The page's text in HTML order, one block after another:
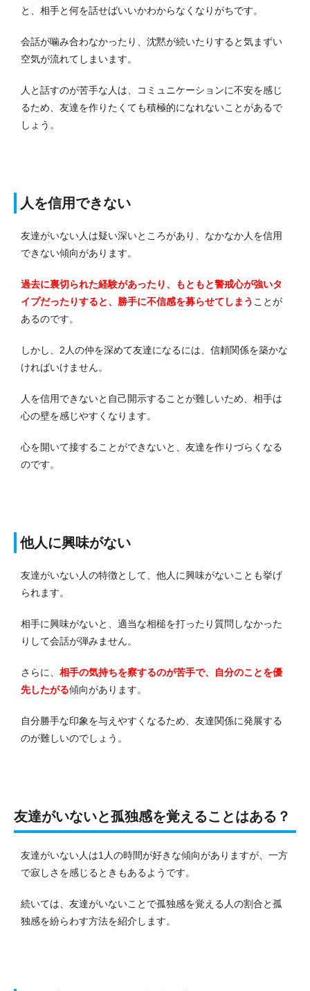
と、相手と何を話せばいいかわからなくなりがちです。
会話が噛み合わなかったり、沈黙が続いたりすると気まずい
空気が流れてしまいます。
人と話すのが苦手な人は、コミュニケーションに不安を感じ
るため、友達を作りたくても積極的になれないことがあるで
しょう。
人を信用できない
友達がいない人は疑い深いところがあり、なかなか人を信用
できない傾向があります。
過去に裏切られた経験があったり、もともと警戒心が強いタ
イプだったりすると、勝手に不信感を募らせてしまう ことが
あるのです。
しかし、2人の仲を深めて友達になるには、信頼関係を築かな
ければいけません。
人を信用できないと自己開示することが難しいため、相手は
心の壁を感じやすくなります。
心を開いて接することができないと、友達を作りづらくなる
のです。
他人に興味がない
友達がいない人の特徴として、他人に興味がないことも挙げ
られます。
相手に興味がないと、適当な相槌を打ったり質問しなかった
りして会話が弾みません。
さらに、 相手の気持ちを察するのが苦手で、自分のことを優
先したがる傾向があります。
自分勝手な印象を与えやすくなるため、友達関係に発展する
のが難しいのでしょう。
友達がいないと孤独感を覚えることはある？
友達がいない人は1人の時間が好きな傾向がありますが、一方
で寂しさを感じるときもあるようです。
続いては、友達がいないことで孤独感を覚える人の割合と孤
独感を紛らわす方法を紹介します。